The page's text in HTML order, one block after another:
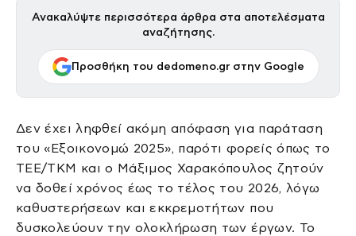
Ανακαλύψτε περισσότερα άρθρα στα αποτελέσματα
αναζήτησης.
Προσθήκη του dedomeno.gr στην Google
Δεν έχει ληφθεί ακόμη απόφαση για παράταση
του «Εξοικονομώ 2025», παρότι φορείς όπως το
ΤΕΕ/ΤΚΜ και ο Μάξιμος Χαρακόπουλος ζητούν
να δοθεί χρόνος έως το τέλος του 2026, λόγω
καθυστερήσεων και εκκρεμοτήτων που
δυσκολεύουν την ολοκλήρωση των έργων. Το